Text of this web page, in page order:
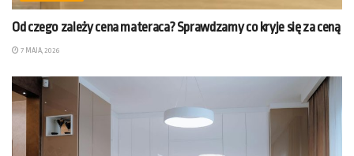
Od czego zależy cena materaca? Sprawdzamy co kryje się za ceną
7 MAJA, 2026